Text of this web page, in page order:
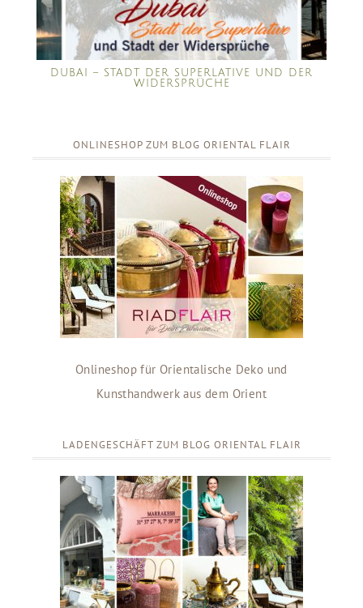
DUBAI – STADT DER SUPERLATIVE UND DER
WIDERSPRÜCHE
ONLINESHOP ZUM BLOG ORIENTAL FLAIR
Onlineshop für Orientalische Deko und
Kunsthandwerk aus dem Orient
LADENGESCHÄFT ZUM BLOG ORIENTAL FLAIR